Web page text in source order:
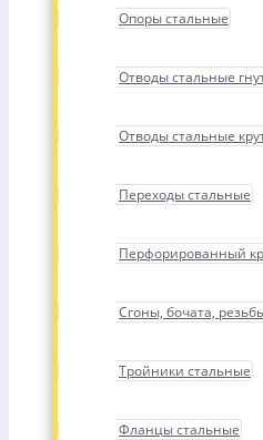
Опоры стальные
Отводы стальные
Отводы стальные
Переходы стальные
Перфорированный
Сгоны, бочата,
Тройники стальные
Фланцы стальные